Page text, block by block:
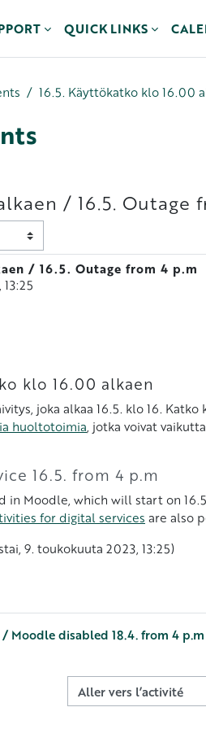
QUICK LINKS
16.5. Käyttökatko klo 16.00
/ 16.5. Outage
/ 16.5. Outage from 4 p.m
klo 16.00 alkaen
joka alkaa 16.5. klo 16.
huoltotoimia, jotka voivat
16.5. from 4 p.m
Moodle, which will start on
for digital services are also
9. toukokuuta 2023, 13:25)
Moodle disabled 18.4. from 4 p.m
Aller vers l’activité